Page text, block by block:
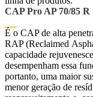
CAP Pro AP 70/85 R
É o CAP de alta
RAP (Reclaimed
capacidade
desempenham essa
portanto, uma maior
menor geração de